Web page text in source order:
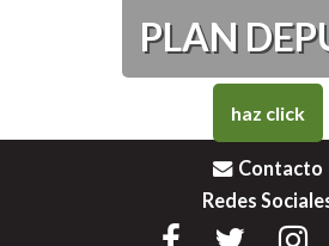
PLAN
haz click
Contacto
Redes